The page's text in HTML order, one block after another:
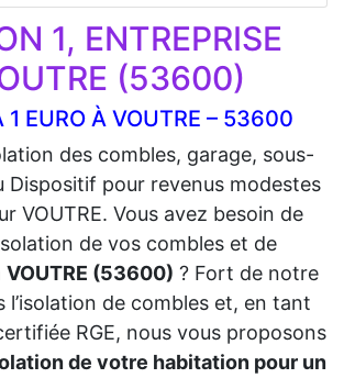
1, ENTREPRISE
(53600)
1 EURO À VOUTRE – 53600
des combles, garage, sous-
Dispositif pour revenus modestes
VOUTRE. Vous avez besoin de
de vos combles et de
VOUTRE (53600) ? Fort de notre
l’isolation de combles et, en tant
RGE, nous vous proposons
de votre habitation pour un